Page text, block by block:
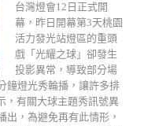
台灣燈會12日正式開
幕，昨日開幕第3天桃園
活力發光站燈區的重頭
戲「光耀之球」卻發生
投影異常，導致部分場
鐘燈光秀輪播，讓許多排
，有關大球主題秀訊號異
出，為避免再有此情形，